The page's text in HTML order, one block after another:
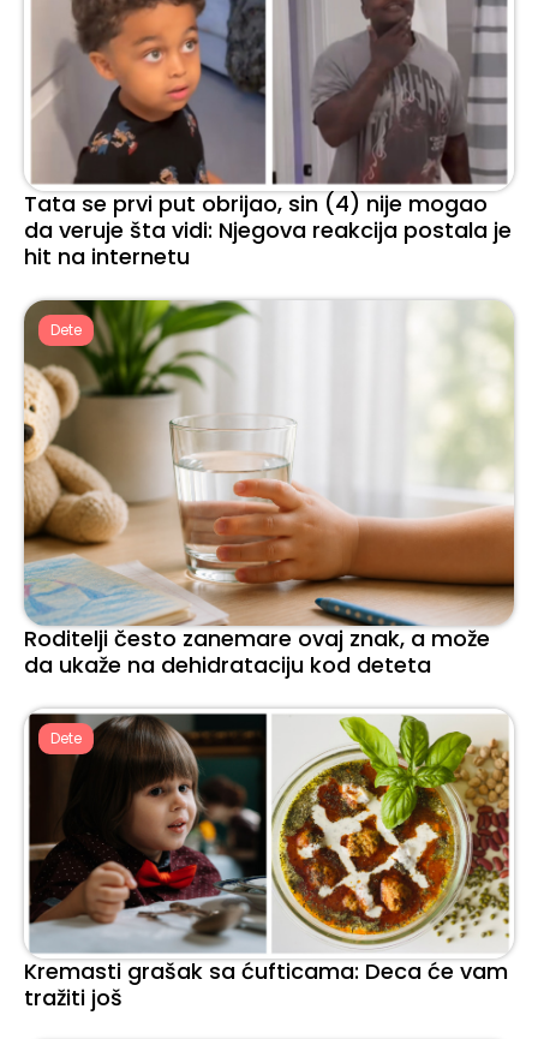
Tata se prvi put obrijao, sin (4) nije mogao
da veruje šta vidi: Njegova reakcija postala je
hit na internetu
Dete
Roditelji često zanemare ovaj znak, a može
da ukaže na dehidrataciju kod deteta
Dete
Kremasti grašak sa ćufticama: Deca će vam
tražiti još